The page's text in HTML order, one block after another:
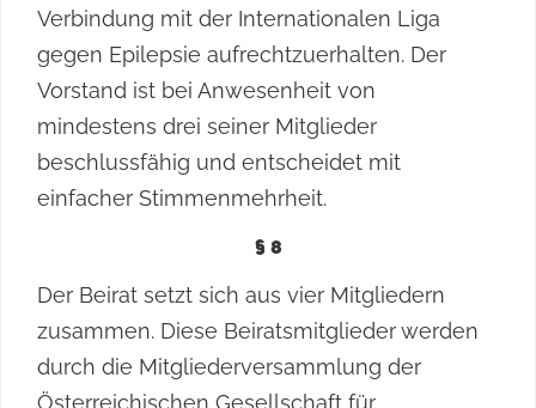
Verbindung mit der Internationalen Liga
gegen Epilepsie aufrechtzuerhalten. Der
Vorstand ist bei Anwesenheit von
mindestens drei seiner Mitglieder
beschlussfähig und entscheidet mit
einfacher Stimmenmehrheit.
§ 8
Der Beirat setzt sich aus vier Mitgliedern
zusammen. Diese Beiratsmitglieder werden
durch die Mitgliederversammlung der
Österreichischen Gesellschaft für